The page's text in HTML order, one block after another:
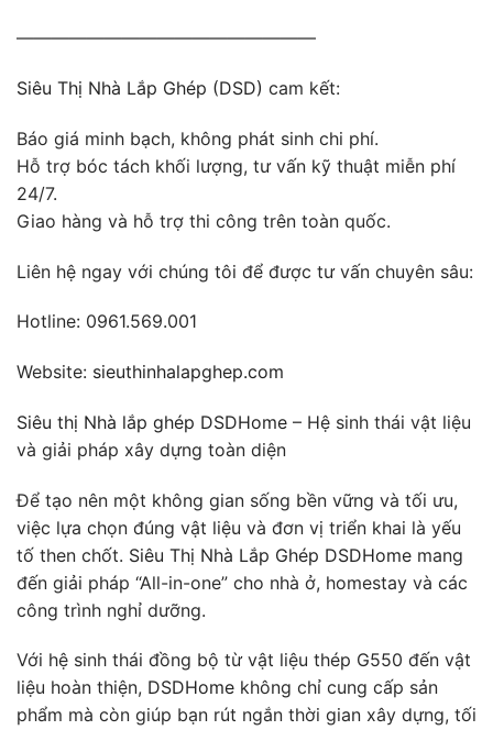
—————————————————
Siêu Thị Nhà Lắp Ghép (DSD) cam kết:
Báo giá minh bạch, không phát sinh chi phí.
Hỗ trợ bóc tách khối lượng, tư vấn kỹ thuật miễn phí
24/7.
Giao hàng và hỗ trợ thi công trên toàn quốc.
Liên hệ ngay với chúng tôi để được tư vấn chuyên sâu:
Hotline: 0961.569.001
Website: sieuthinhalapghep.com
Siêu thị Nhà lắp ghép DSDHome – Hệ sinh thái vật liệu
và giải pháp xây dựng toàn diện
Để tạo nên một không gian sống bền vững và tối ưu,
việc lựa chọn đúng vật liệu và đơn vị triển khai là yếu
tố then chốt. Siêu Thị Nhà Lắp Ghép DSDHome mang
đến giải pháp “All-in-one” cho nhà ở, homestay và các
công trình nghỉ dưỡng.
Với hệ sinh thái đồng bộ từ vật liệu thép G550 đến vật
liệu hoàn thiện, DSDHome không chỉ cung cấp sản
phẩm mà còn giúp bạn rút ngắn thời gian xây dựng, tối